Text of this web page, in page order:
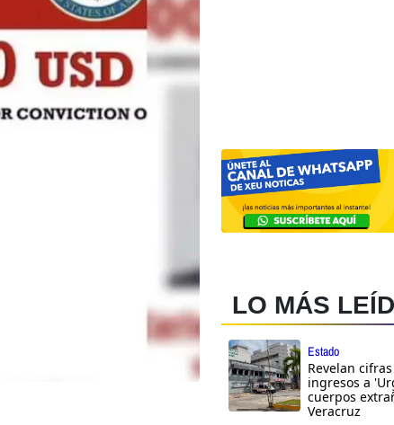
LO MÁS
Estado
Revelan
ingresos a
cuerpos
Veracruz